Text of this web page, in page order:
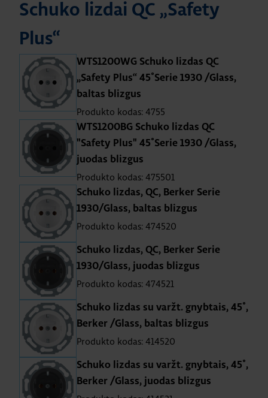
Schuko lizdai QC „Safety
Plus“
WTS1200WG Schuko lizdas QC
„Safety Plus“ 45˚Serie 1930 /Glass,
baltas blizgus
Produkto kodas: 4755
WTS1200BG Schuko lizdas QC
"Safety Plus" 45˚Serie 1930 /Glass,
juodas blizgus
Produkto kodas: 475501
Schuko lizdas, QC, Berker Serie
1930/Glass, baltas blizgus
Produkto kodas: 474520
Schuko lizdas, QC, Berker Serie
1930/Glass, juodas blizgus
Produkto kodas: 474521
Schuko lizdas su varžt. gnybtais, 45˚,
Berker /Glass, baltas blizgus
Produkto kodas: 414520
Schuko lizdas su varžt. gnybtais, 45˚,
Berker /Glass, juodas blizgus